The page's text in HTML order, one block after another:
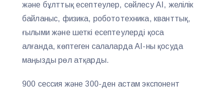
және бұлттық есептеулер, сөйлесу AI, желілік
байланыс, физика, робототехника, кванттық,
ғылыми және шеткі есептеулерді қоса
алғанда, көптеген салаларда AI-ны қосуда
маңызды рөл атқарды.
900 сессия және 300-ден астам экспонент